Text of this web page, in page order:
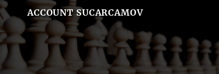
ACCOUNT SUCARCAMOV